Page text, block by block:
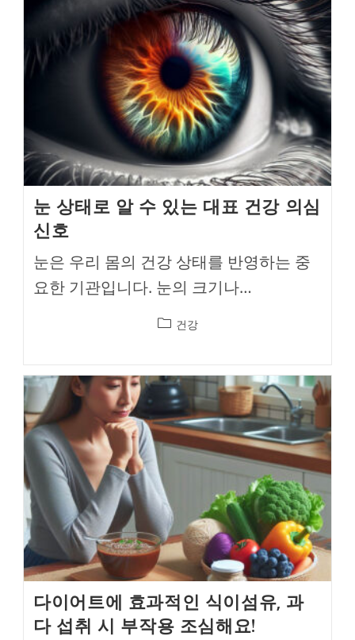
눈 상태로 알 수 있는 대표 건강 의심
신호
눈은 우리 몸의 건강 상태를 반영하는 중
요한 기관입니다. 눈의 크기나…
Post건강
다이어트에 효과적인 식이섬유, 과
다 섭취 시 부작용 조심해요!